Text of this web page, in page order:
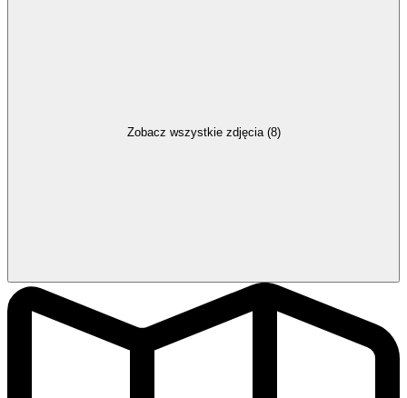
Zobacz wszystkie zdjęcia (8)